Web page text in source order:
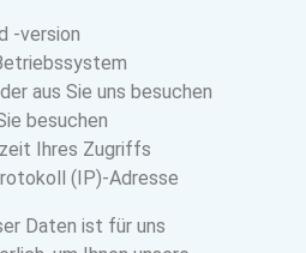
-version
aus Sie uns besuchen
besuchen
Ihres Zugriffs
(IP)-Adresse
Daten ist für uns